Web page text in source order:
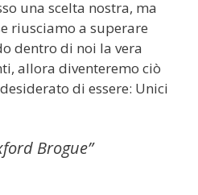
una scelta nostra, ma
riusciamo a superare
dentro di noi la vera
allora diventeremo ciò
di essere: Unici
Brogue”